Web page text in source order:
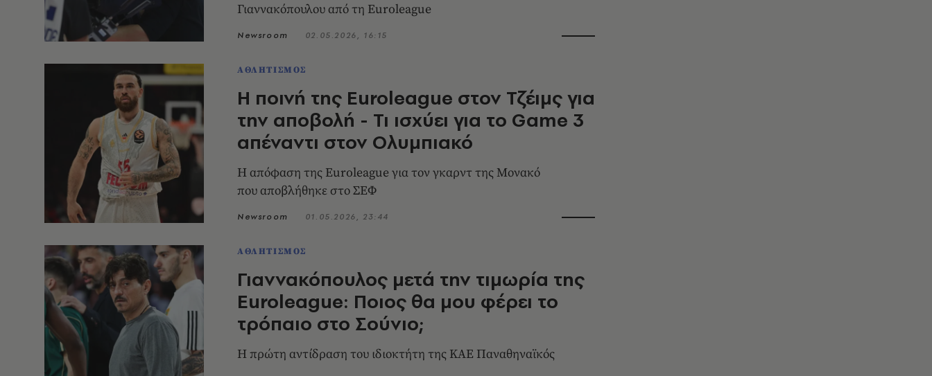
Γιαννακόπουλου από τη Euroleague
Newsroom 02.05.2026, 16:15
ΑΘΛΗΤΙΣΜΟΣ
Η ποινή της Euroleague στον Τζέιμς για
την αποβολή - Τι ισχύει για το Game 3
απέναντι στον Ολυμπιακό
Η απόφαση της Euroleague για τον γκαρντ της Μονακό
που αποβλήθηκε στο ΣΕΦ
Newsroom 01.05.2026, 23:44
ΑΘΛΗΤΙΣΜΟΣ
Γιαννακόπουλος μετά την τιμωρία της
Euroleague: Ποιος θα μου φέρει το
τρόπαιο στο Σούνιο;
Η πρώτη αντίδραση του ιδιοκτήτη της ΚΑΕ Παναθηναϊκός